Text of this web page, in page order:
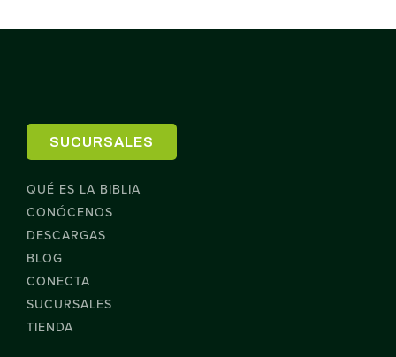
SUCURSALES
QUÉ ES LA BIBLIA
CONÓCENOS
DESCARGAS
BLOG
CONECTA
SUCURSALES
TIENDA